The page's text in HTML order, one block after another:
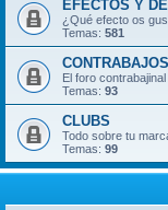
EFECTOS Y
¿Qué efecto os
Temas: 581
El foro contrabajinal
Temas: 93
CLUBS
Todo sobre tu
Temas: 99